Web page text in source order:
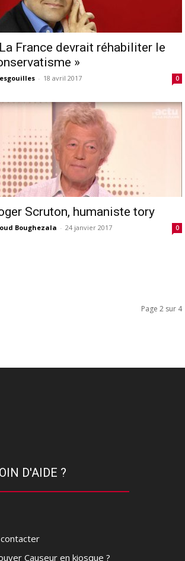
France devrait réhabiliter le
»
- 18 avril 2017 0
Scruton, humaniste tory
Boughezala - 24 janvier 2017 0
Page 2 sur 4
D'AIDE ?
Causeur en kiosque ?